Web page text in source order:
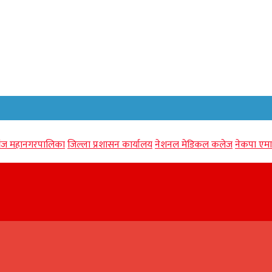
महानगरपालिकाजिल्ला प्रशासन कार्यालयनेशनल मेडिकल कलेजनेकपा